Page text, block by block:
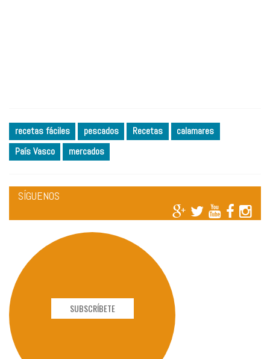
recetas fáciles pescados Recetas
calamares
País Vasco
mercados
SÍGUENOS
SUBSCRÍBETE